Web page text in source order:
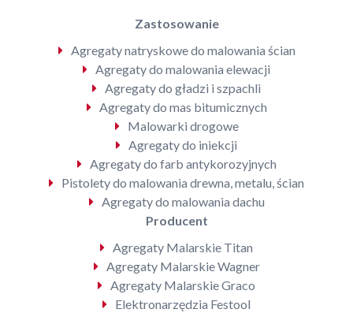
Zastosowanie
Agregaty natryskowe do malowania ścian
Agregaty do malowania elewacji
Agregaty do gładzi i szpachli
Agregaty do mas bitumicznych
Malowarki drogowe
Agregaty do iniekcji
Agregaty do farb antykorozyjnych
Pistolety do malowania drewna, metalu, ścian
Agregaty do malowania dachu
Producent
Agregaty Malarskie Titan
Agregaty Malarskie Wagner
Agregaty Malarskie Graco
Elektronarzędzia Festool